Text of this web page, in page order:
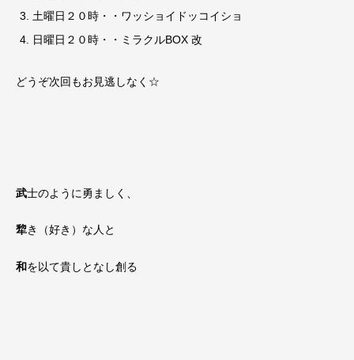
土曜日２０時・・ワッショイドッコイショ
日曜日２０時・・ミラクルBOX 改
どうぞ次回もお見逃しなく☆
武士のように勇ましく、
犂き（好き）な人と
和を以て貴しとなし創る